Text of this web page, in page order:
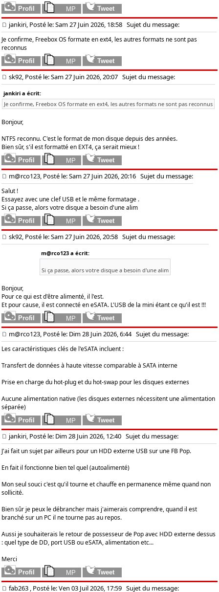
jankiri, Posté le: Sam 27 Juin 2026, 18:58 Sujet du message:
Je confirme, Freebox OS formate en ext4, les autres formats ne sont pas
reconnus
sk92, Posté le: Sam 27 Juin 2026, 20:07 Sujet du message:
jankiri a écrit:
Je confirme, Freebox OS formate en ext4, les autres formats ne sont pas reconnus
Bonjour,
NTFS reconnu. C'est le format de mon disque depuis des années.
Bien sûr, s'il est formatté en EXT4, ça serait mieux !
m@rco123, Posté le: Sam 27 Juin 2026, 20:16 Sujet du message:
Salut !
Essayez avec une clef USB et le même formatage .
Si ça passe, alors votre disque a besoin d'une alim
sk92, Posté le: Sam 27 Juin 2026, 20:58 Sujet du message:
m@rco123 a écrit:
Si ça passe, alors votre disque a besoin d'une alim
Bonjour,
Pour ce qui est d'être alimenté, il l'est.
Et pour cause, il est connecté en eSATA. L'USB de la mini étant ce qu'il est !!!
m@rco123, Posté le: Dim 28 Juin 2026, 6:44Sujet du message:
Les caractéristiques clés de l'eSATA incluent :
Transfert de données à haute vitesse comparable à SATA interne
Prise en charge du hot-plug et du hot-swap pour les disques externes
Aucune alimentation native (les disques externes nécessitent une alimentation
séparée)
jankiri, Posté le: Dim 28 Juin 2026, 12:40 Sujet du message:
J'ai fait un sujet par ailleurs pour un HDD externe USB sur une FB Pop.
En fait il fonctionne bien tel quel (autoalimenté)
Mon seul souci c'est qu'il tourne et chauffe en permanence même quand non
sollicité.
Bien sûr je peux le débrancher mais j'aimerais comprendre, quand il est
branché sur un PC il ne tourne pas au repos.
Aussi je souhaiterais le retour de possesseur de Pop avec HDD externe dessus
: quel type de DD, port USB ou eSATA, alimentation etc...
Merci
fab263 , Posté le: Ven 03 Juil 2026, 17:59 Sujet du message: